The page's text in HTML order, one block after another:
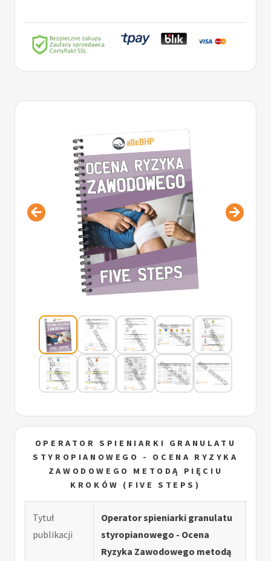
OPERATOR SPIENIARKI GRANULATU
STYROPIANOWEGO - OCENA RYZYKA
ZAWODOWEGO METODĄ PIĘCIU
KROKÓW (FIVE STEPS)
Tytuł
publikacji
Operator spieniarki granulatu
styropianowego - Ocena
Ryzyka Zawodowego metodą